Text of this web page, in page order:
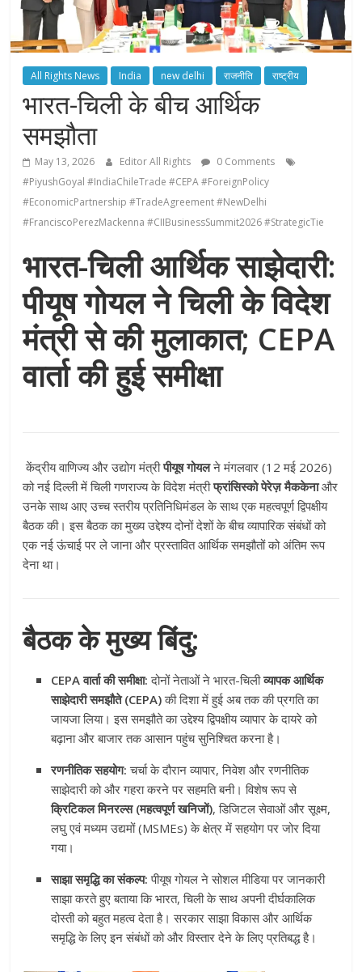
All Rights News India new delhi राजनीति राष्ट्रीय
भारत-चिली के बीच आर्थिक
समझौता
May 13, 2026 Editor All Rights
0 Comments
#PiyushGoyal #IndiaChileTrade #CEPA #ForeignPolicy
#EconomicPartnership #TradeAgreement #NewDelhi
#FranciscoPerezMackenna #CIIBusinessSummit2026 #StrategicTie
भारत-चिली आर्थिक साझेदारी:
पीयूष गोयल ने चिली के विदेश
मंत्री से की मुलाकात; CEPA
वार्ता की हुई समीक्षा
केंद्रीय वाणिज्य और उद्योग मंत्रीपीयूष गोयलने मंगलवार (12 मई 2026)
को नई दिल्ली में चिली गणराज्य के विदेश मंत्रीफ्रांसिस्को पेरेज़ मैककेनाऔर
उनके साथ आए उच्च स्तरीय प्रतिनिधिमंडल के साथ एक महत्वपूर्ण द्विपक्षीय
बैठक की। इस बैठक का मुख्य उद्देश्य दोनों देशों के बीच व्यापारिक संबंधों को
एक नई ऊंचाई पर ले जाना और प्रस्तावित आर्थिक समझौतों को अंतिम रूप
देना था।
बैठक के मुख्य बिंदु:
CEPA वार्ता की समीक्षा: दोनों नेताओं ने भारत-चिलीव्यापक आर्थिक
साझेदारी समझौते (CEPA)की दिशा में हुई अब तक की प्रगति का
जायजा लिया। इस समझौते का उद्देश्य द्विपक्षीय व्यापार के दायरे को
बढ़ाना और बाजार तक आसान पहुंच सुनिश्चित करना है।
रणनीतिक सहयोग: चर्चा के दौरान व्यापार, निवेश और रणनीतिक
साझेदारी को और गहरा करने पर सहमति बनी। विशेष रूप से
क्रिटिकल मिनरल्स (महत्वपूर्ण खनिजों), डिजिटल सेवाओं और सूक्ष्म,
लघु एवं मध्यम उद्यमों (MSMEs) के क्षेत्र में सहयोग पर जोर दिया
गया।
साझा समृद्धि का संकल्प: पीयूष गोयल ने सोशल मीडिया पर जानकारी
साझा करते हुए बताया कि भारत, चिली के साथ अपनी दीर्घकालिक
दोस्ती को बहुत महत्व देता है। सरकार साझा विकास और आर्थिक
समृद्धि के लिए इन संबंधों को और विस्तार देने के लिए प्रतिबद्ध है।